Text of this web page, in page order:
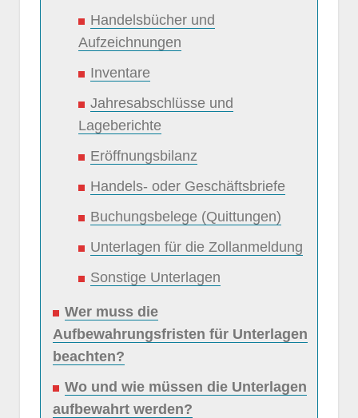
Handelsbücher und
Aufzeichnungen
Inventare
Jahresabschlüsse und
Lageberichte
Eröffnungsbilanz
Handels- oder Geschäftsbriefe
Buchungsbelege (Quittungen)
Unterlagen für die Zollanmeldung
Sonstige Unterlagen
Wer muss die
Aufbewahrungsfristen für Unterlagen
beachten?
Wo und wie müssen die Unterlagen
aufbewahrt werden?